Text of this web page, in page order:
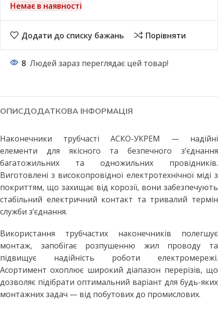
Немає в наявності
Додати до списку бажань Порівняти
8 Людей зараз переглядає цей товар!
ОПИСДОДАТКОВА ІНФОРМАЦІЯ
Наконечники трубчасті АСКО-УКРЕМ — надійні
елементи для якісного та безпечного з’єднання
багатожильних та одножильних провідників.
Виготовлені з високопровідної електротехнічної міді з
покриттям, що захищає від корозії, вони забезпечують
стабільний електричний контакт та тривалий термін
служби з’єднання.
Використання трубчастих наконечників полегшує
монтаж, запобігає розпушенню жил проводу та
підвищує надійність роботи електромережі.
Асортимент охоплює широкий діапазон перерізів, що
дозволяє підібрати оптимальний варіант для будь-яких
монтажних задач — від побутових до промислових.